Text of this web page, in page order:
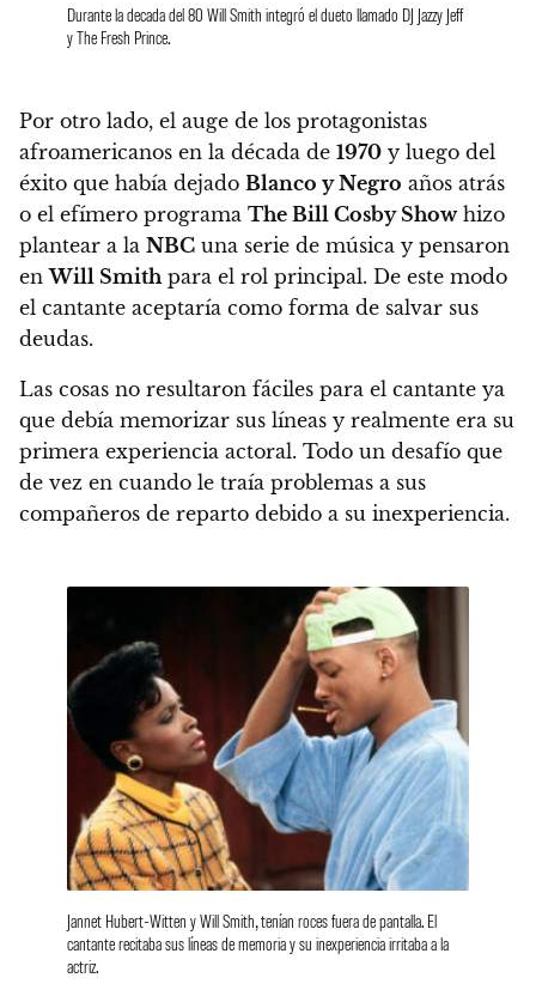
Durante la decada del 80 Will Smith integró el dueto llamado DJ Jazzy Jeff
y The Fresh Prince.
Por otro lado, el auge de los protagonistas
afroamericanos en la década de 1970 y luego del
éxito que había dejado Blanco y Negro años atrás
o el efímero programa The Bill Cosby Showhizo
plantear a la NBC una serie de música y pensaron
enWill Smith para el rol principal. De este modo
el cantante aceptaría como forma de salvar sus
deudas.
Las cosas no resultaron fáciles para el cantante ya
que debía memorizar sus líneas y realmente era su
primera experiencia actoral. Todo un desafío que
de vez en cuando le traía problemas a sus
compañeros de reparto debido a su inexperiencia.
Jannet Hubert-Witten y Will Smith, tenían roces fuera de pantalla. El
cantante recitaba sus líneas de memoria y su inexperiencia irritaba a la
actriz.